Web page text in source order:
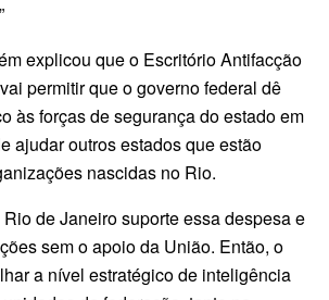
explicou que o Escritório Antifacção
permitir que o governo federal dê
às forças de segurança do estado em
ajudar outros estados que estão
nascidas no Rio.
de Janeiro suporte essa despesa e
sem o apoio da União. Então, o
a nível estratégico de inteligência